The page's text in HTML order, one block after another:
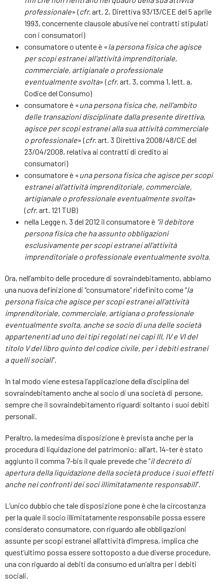
professionale» (cfr.art. 2, Direttiva 93/13/CEE del 5 aprile
1993, concernente clausole abusive nei contratti stipulati
con i consumatori)
consumatore o utente è «la persona fisica che agisce
per scopi estranei all’attività imprenditoriale,
commerciale, artigianale o professionale
eventualmente svolta» (cfr.art. 3, comma 1, lett. a,
Codice del Consumo)
consumatore è «una persona fisica che, nell’ambito
delle transazioni disciplinate dalla presente direttiva,
agisce per scopi estranei alla sua attività commerciale
o professionale» (cfr.art. 3 Direttiva 2008/48/CE del
23/04/2008, relativa ai contratti di credito ai
consumatori)
consumatore è «una persona fisica che agisce per scopi
estranei all’attività imprenditoriale, commerciale,
artigianale o professionale eventualmente svolta»
(cfr.art. 121 TUB)
nella Legge n. 3 del 2012 il consumatore è “il debitore
persona fisica che ha assunto obbligazioni
esclusivamente per scopi estranei all’attività
imprenditoriale o professionale eventualmente svolta.
Ora, nell’ambito delle procedure di sovraindebitamento, abbiamo
una nuova definizione di “consumatore” ridefinito come “la
persona fisica che agisce per scopi estranei all’attività
imprenditoriale, commerciale, artigiana o professionale
eventualmente svolta, anche se socio di una delle società
appartenenti ad uno dei tipi regolati nei capi III, IV e VI del
titolo V del libro quinto del codice civile, per i debiti estranei
a quelli sociali”.
In tal modo viene estesa l’applicazione della disciplina del
sovraindebitamento anche al socio di una società di persone,
sempre che il sovraindebitamento riguardi soltanto i suoi debiti
personali.
Peraltro, la medesima disposizione è prevista anche per la
procedura di liquidazione del patrimonio: all’art. 14-ter è stato
aggiunto il comma 7-bis il quale prevede che “il decreto di
apertura della liquidazione della società produce i suoi effetti
anche nei confronti dei soci illimitatamente responsabili”.
L’unico dubbio che tale disposizione pone è che la circostanza
per la quale il socio illimitatamente responsabile possa essere
considerato consumatore, con riguardo alle obbligazioni
assunte per scopi estranei all’attività d’impresa, implica che
quest’ultimo possa essere sottoposto a due diverse procedure,
una con riguardo ai debiti da consumo ed un’altra per i debiti
sociali.